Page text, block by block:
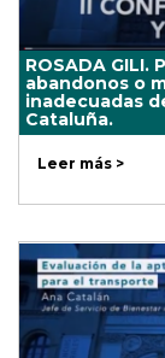
ROSADA
abandonos o
inadecuadas
Cataluña.
Leer más >